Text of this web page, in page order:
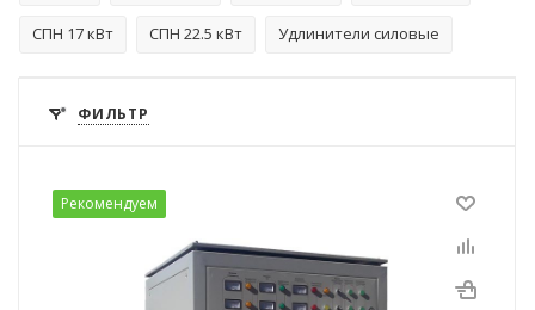
СПН 17 кВт СПН 22.5 кВт Удлинители силовые
ФИЛЬТР
Рекомендуем